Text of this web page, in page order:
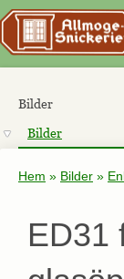
Bilder
Bilder
Hem » Bilder »
ED31